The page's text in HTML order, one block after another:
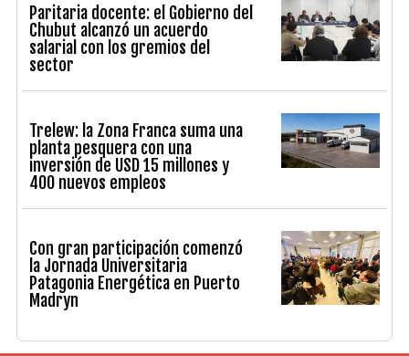
Paritaria docente: el Gobierno del
Chubut alcanzó un acuerdo
salarial con los gremios del
sector
Trelew: la Zona Franca suma una
planta pesquera con una
inversión de USD 15 millones y
400 nuevos empleos
Con gran participación comenzó
la Jornada Universitaria
Patagonia Energética en Puerto
Madryn